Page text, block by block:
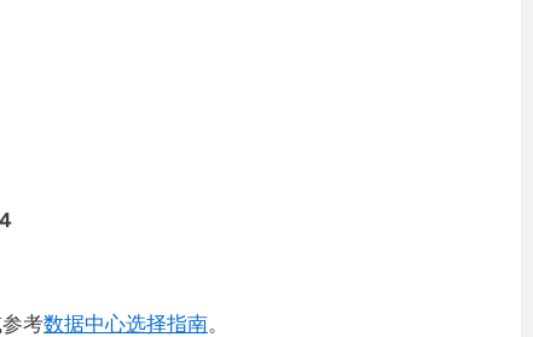
考数据中心选择指南。